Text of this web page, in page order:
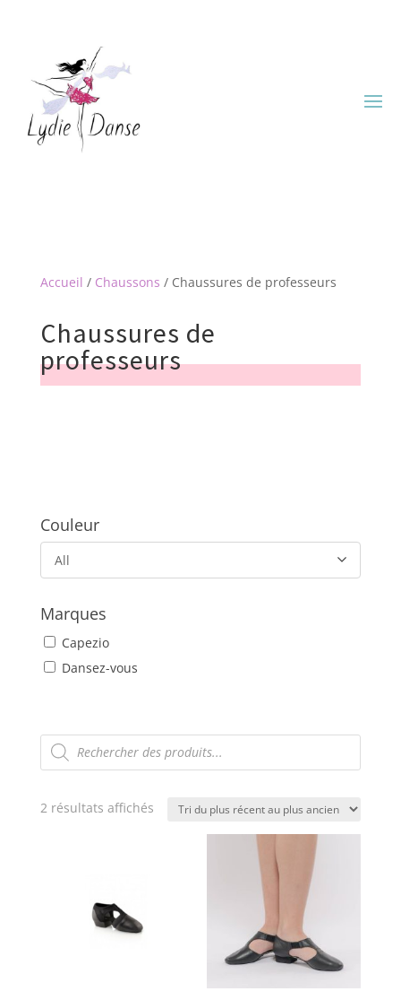
Accueil / Chaussons / Chaussures de professeurs
Chaussures de
professeurs
Couleur
All
Marques
Capezio
Dansez-vous
Recherche
de
produits
2 résultats affichésTrié